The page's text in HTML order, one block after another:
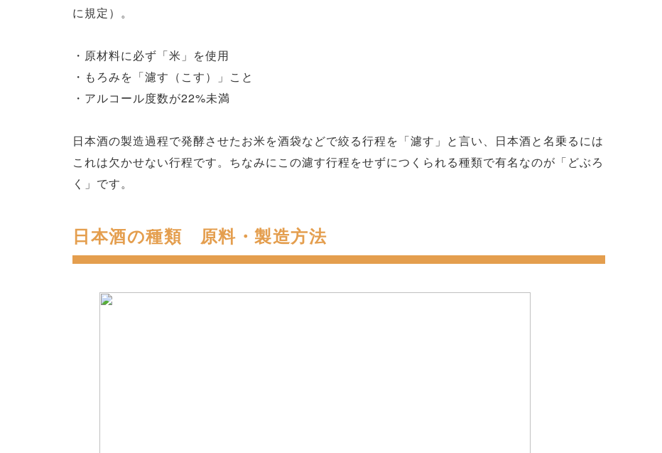
に規定）。
・原材料に必ず「米」を使用
・もろみを「濾す（こす）」こと
・アルコール度数が22%未満
日本酒の製造過程で発酵させたお米を酒袋などで絞る行程を「濾す」と言い、日本酒と名乗るには
これは欠かせない行程です。ちなみにこの濾す行程をせずにつくられる種類で有名なのが「どぶろ
く」です。
日本酒の種類 原料・製造方法